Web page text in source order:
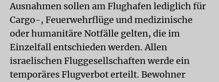
Ausnahmen sollen am Flughafen lediglich für
Cargo-, Feuerwehrflüge und medizinische
oder humanitäre Notfälle gelten, die im
Einzelfall entschieden werden. Allen
israelischen Fluggesellschaften werde ein
temporäres Flugverbot erteilt. Bewohner